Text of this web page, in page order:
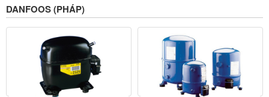
DANFOOS (PHÁP)